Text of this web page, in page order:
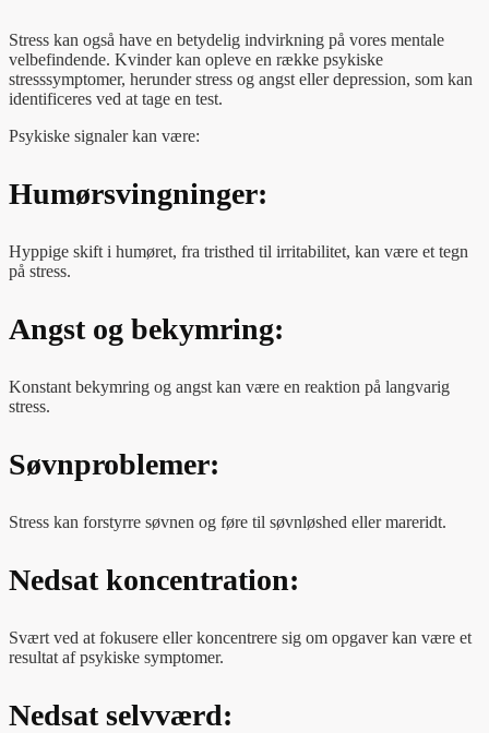
Stress kan også have en betydelig indvirkning på vores mentale
velbefindende. Kvinder kan opleve en række psykiske
stresssymptomer, herunder stress og angst eller depression, som kan
identificeres ved at tage en test.
Psykiske signaler kan være:
Humørsvingninger:
Hyppige skift i humøret, fra tristhed til irritabilitet, kan være et tegn
på stress.
Angst og bekymring:
Konstant bekymring og angst kan være en reaktion på langvarig
stress.
Søvnproblemer:
Stress kan forstyrre søvnen og føre til søvnløshed eller mareridt.
Nedsat koncentration:
Svært ved at fokusere eller koncentrere sig om opgaver kan være et
resultat af psykiske symptomer.
Nedsat selvværd: